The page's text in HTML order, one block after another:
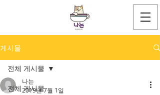
게시물
전체 게시물
전체 게시물
나는
2019년 7월 1일